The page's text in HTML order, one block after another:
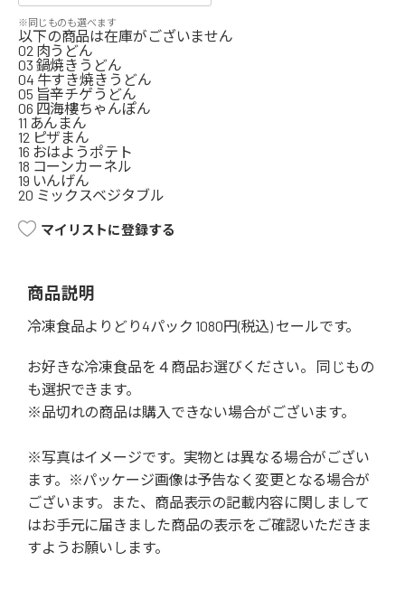
※同じものも選べます
以下の商品は在庫がございません
02 肉うどん
03 鍋焼きうどん
04 牛すき焼きうどん
05 旨辛チゲうどん
06 四海樓ちゃんぽん
11 あんまん
12 ピザまん
16 おはようポテト
18 コーンカーネル
19 いんげん
20 ミックスベジタブル
マイリストに登録する
商品説明
冷凍食品よりどり4パック 1080円(税込) セールです。
お好きな冷凍食品を４商品お選びください。 同じもの
も選択できます。
※品切れの商品は購入できない場合がございます。
※写真はイメージです。実物とは異なる場合がござい
ます。※パッケージ画像は予告なく変更となる場合が
ございます。また、商品表示の記載内容に関しまして
はお手元に届きました商品の表示をご確認いただきま
すようお願いします。